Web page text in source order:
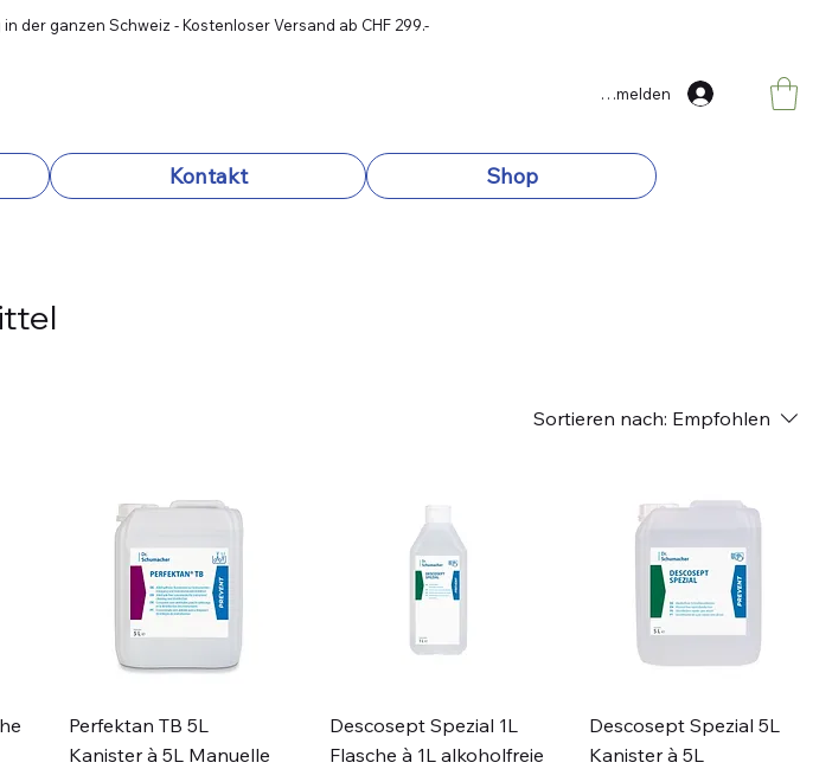
der ganzen Schweiz - Kostenloser Versand ab CHF 299.-
Kontakt Shop
Anmelden
Sortieren nach: Empfohlen
Perfektan TB 5L
Kanister à 5L Manuelle
Descosept Spezial 1L
Flasche à 1L alkoholfreie
Descosept Spezial 5L
Kanister à 5L